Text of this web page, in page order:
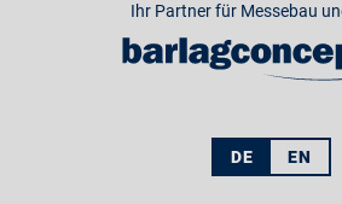
Ihr Partner für Messebau
DE EN